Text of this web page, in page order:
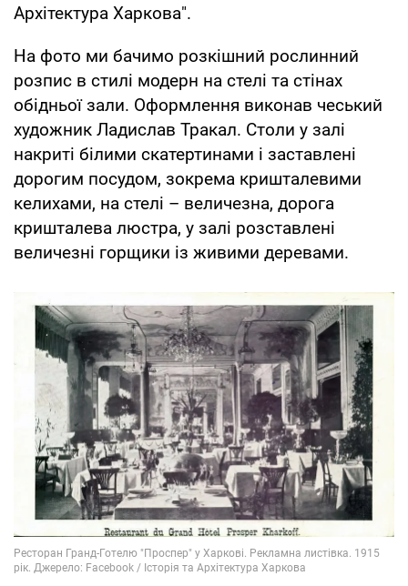
Архітектура Харкова".
На фото ми бачимо розкішний рослинний
розпис в стилі модерн на стелі та стінах
обідньої зали. Оформлення виконав чеський
художник Ладислав Тракал. Столи у залі
накриті білими скатертинами і заставлені
дорогим посудом, зокрема кришталевими
келихами, на стелі – величезна, дорога
кришталева люстра, у залі розставлені
величезні горщики із живими деревами.